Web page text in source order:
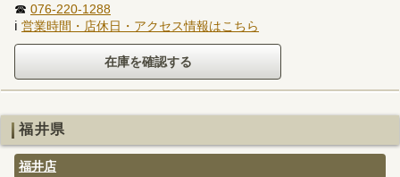
☎ 076-220-1288
ℹ 営業時間・店休日・アクセス情報はこちら
福井県
福井店